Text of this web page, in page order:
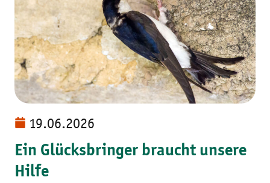
Ein Glücksbringer braucht unsere
Hilfe
19.06.2026